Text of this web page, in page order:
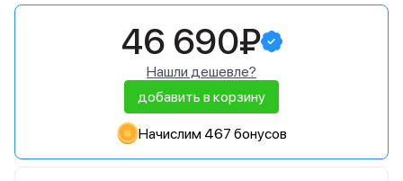
46 690₽
Нашли дешевле?
добавить в корзину
Начислим 467 бонусов